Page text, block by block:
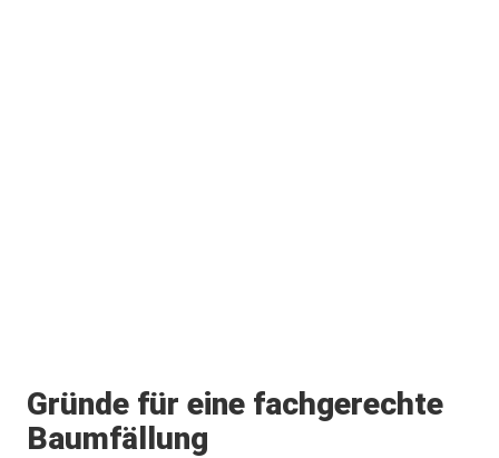
Gründe für eine fachgerechte
Baumfällung